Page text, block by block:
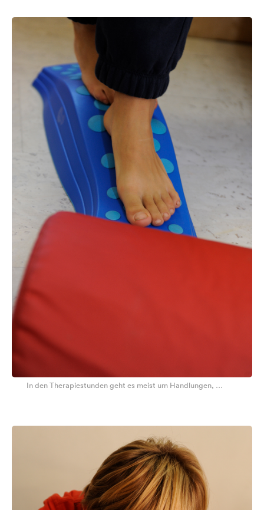
In den Therapiestunden geht es meist um Handlungen, …